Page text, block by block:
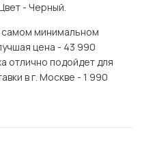
- Черный.
самом минимальном
цена - 43 990
отлично подойдет для
в г. Москве - 1 990